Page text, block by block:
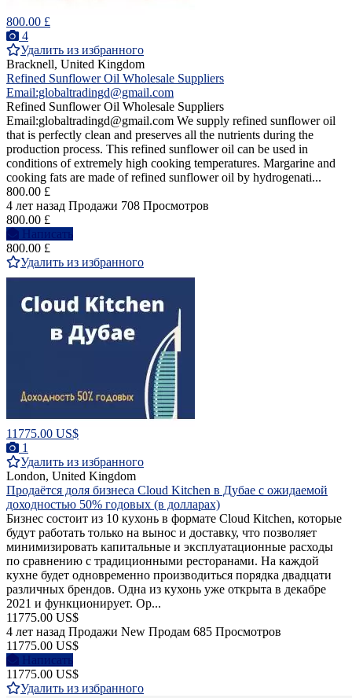
800.00 £
4
Удалить из избранного
Bracknell, United Kingdom
Refined Sunflower Oil Wholesale Suppliers
Email:globaltradingd@gmail.com
Refined Sunflower Oil Wholesale Suppliers
Email:globaltradingd@gmail.com We supply refined sunflower oil
that is perfectly clean and preserves all the nutrients during the
production process. This refined sunflower oil can be used in
conditions of extremely high cooking temperatures. Margarine and
cooking fats are made of refined sunflower oil by hydrogenati...
800.00 £
4 лет назад Продажи 708 Просмотров
800.00 £
Написать
800.00 £
Удалить из избранного
11775.00 US$
1
Удалить из избранного
London, United Kingdom
Продаётся доля бизнеса Cloud Kitchen в Дубае с ожидаемой
доходностью 50% годовых (в долларах)
Бизнес состоит из 10 кухонь в формате Сloud Кitchen, которые
будут работать только на вынос и доставку, что позволяет
минимизировать капитальные и эксплуатационные расходы
по сравнению с традиционными ресторанами. На каждой
кухне будет одновременно производиться порядка двадцати
различных брендов. Одна из кухонь уже открыта в декабре
2021 и функционирует. Ор...
11775.00 US$
4 лет назад Продажи New Продам 685 Просмотров
11775.00 US$
Написать
11775.00 US$
Удалить из избранного